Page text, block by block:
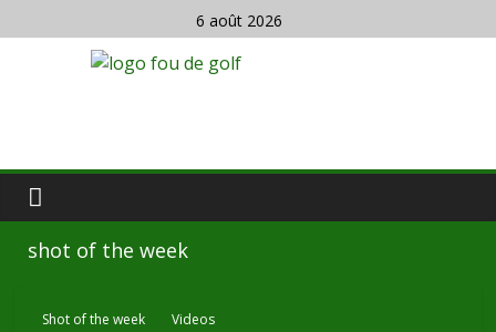
6 août 2026
shot of the week
Shot of the week Videos